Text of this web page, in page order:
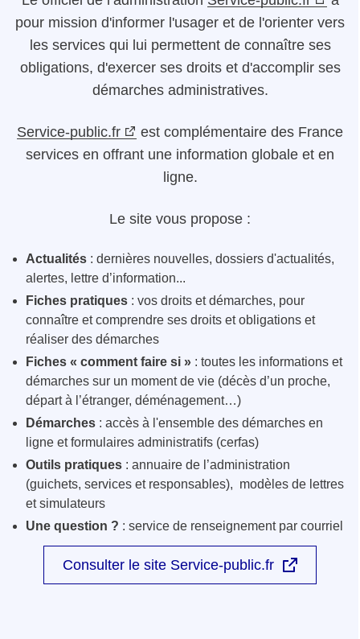
pour mission d'informer l'usager et de l'orienter vers
les services qui lui permettent de connaître ses
obligations, d'exercer ses droits et d'accomplir ses
démarches administratives.
Service-public.fr
est complémentaire des France
services en offrant une information globale et en
ligne.
Le site vous propose :
Actualités : dernières nouvelles, dossiers d'actualités,
alertes, lettre d’information...
Fiches pratiques : vos droits et démarches, pour
connaître et comprendre ses droits et obligations et
réaliser des démarches
Fiches « comment faire si » : toutes les informations et
démarches sur un moment de vie (décès d’un proche,
départ à l’étranger, déménagement…)
Démarches : accès à l'ensemble des démarches en
ligne et formulaires administratifs (cerfas)
Outils pratiques : annuaire de l’administration
(guichets, services et responsables), modèles de lettres
et simulateurs
Une question ? : service de renseignement par courriel
Consulter le site Service-public.fr